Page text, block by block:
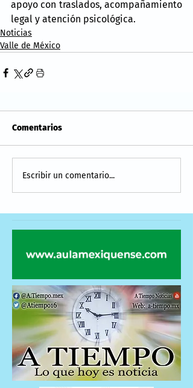
apoyo con traslados, acompañamiento
legal y atención psicológica.
Noticias
Valle de México
Comentarios
Escribir un comentario...